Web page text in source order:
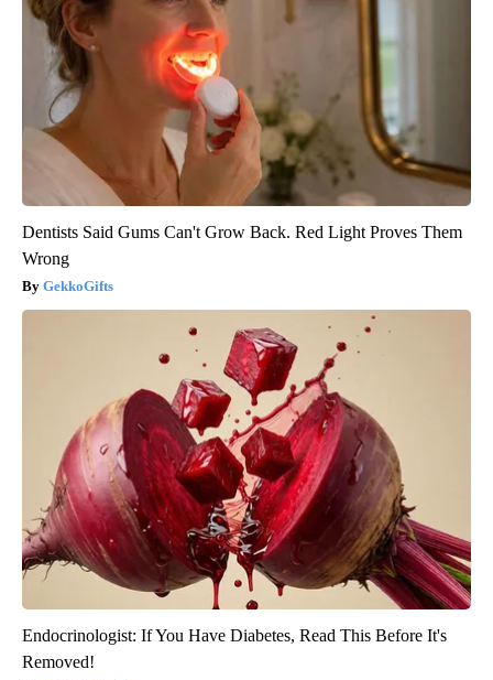
Dentists Said Gums Can't Grow Back. Red Light Proves Them
Wrong
GekkoGifts
Endocrinologist: If You Have Diabetes, Read This Before It's
Removed!